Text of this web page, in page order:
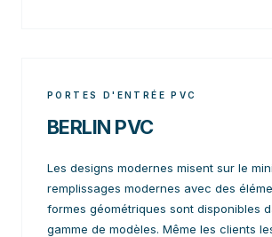
PORTES D'ENTRÉE PVC
BERLIN PVC
Les designs modernes misent sur le
remplissages modernes avec des
formes géométriques sont disponibles
gamme de modèles. Même les clients